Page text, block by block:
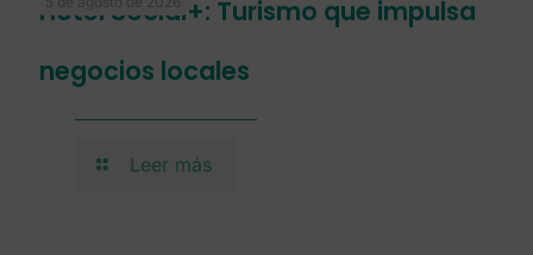
Hotel Social+: Turismo que impulsa
negocios locales
Leer más